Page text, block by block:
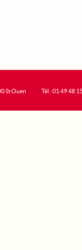
St Ouen
Tél : 01 49 48